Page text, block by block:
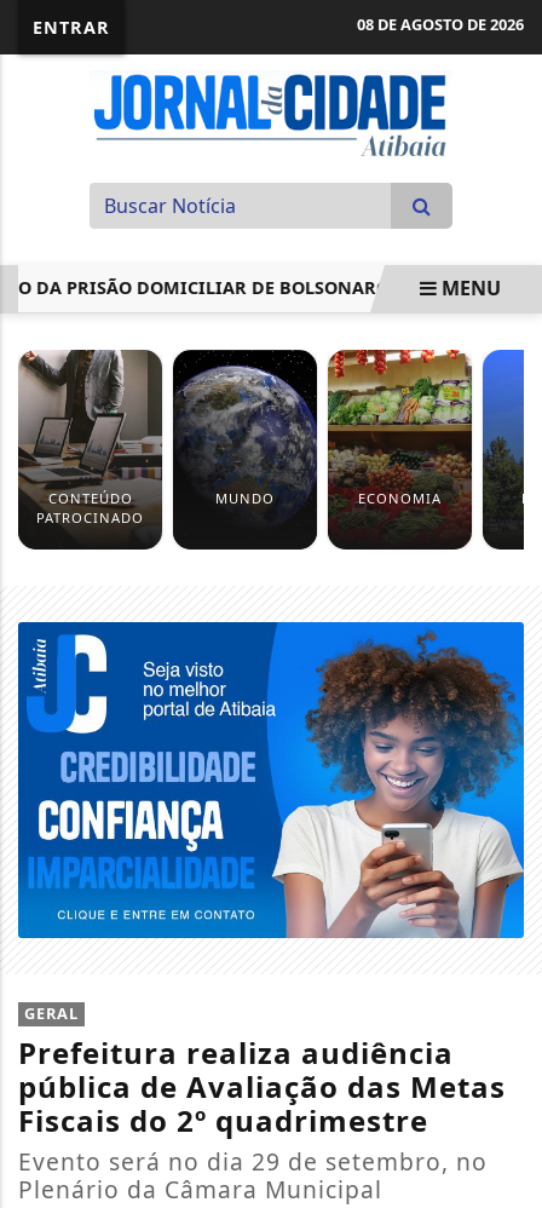
ENTRAR 08 DE AGOSTO DE 2026
PRISÃO DOMICILIAR DE BOLSONARO CONTA DÁ MÁ
MENU
CONTEÚDO
PATROCINADO
MUNDO ECONOMIA
GERAL
Prefeitura realiza audiência
pública de Avaliação das Metas
Fiscais do 2º quadrimestre
Evento será no dia 29 de setembro, no
Plenário da Câmara Municipal